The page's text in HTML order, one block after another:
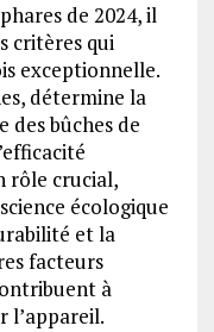
de 2024, il
critères qui
exceptionnelle.
détermine la
des bûches de
rôle crucial,
écologique
et la
facteurs
à
l’appareil.